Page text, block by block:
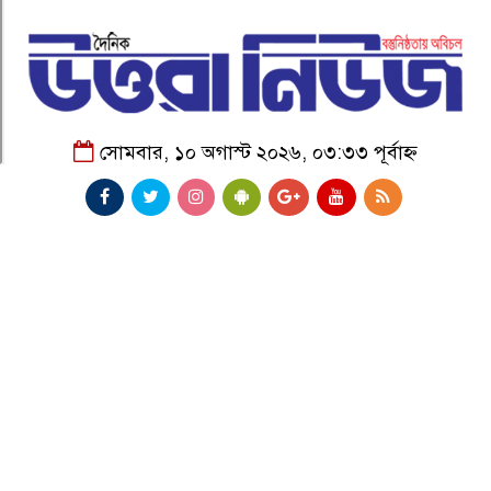
সোমবার, ১০ অগাস্ট ২০২৬, ০৩:৩৩ পূর্বাহ্ন